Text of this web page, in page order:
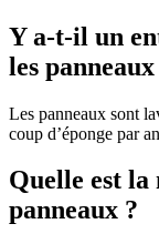
Y a-t-il un
les panneaux
Les panneaux sont
coup d’éponge par
Quelle est la
panneaux ?